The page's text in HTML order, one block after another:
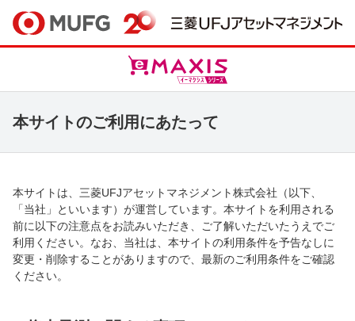
本サイトのご利用にあたって
本サイトは、三菱UFJアセットマネジメント株式会社（以下、
「当社」といいます）が運営しています。本サイトを利用される
前に以下の注意点をお読みいただき、ご了解いただいたうえでご
利用ください。なお、当社は、本サイトの利用条件を予告なしに
変更・削除することがありますので、最新のご利用条件をご確認
ください。